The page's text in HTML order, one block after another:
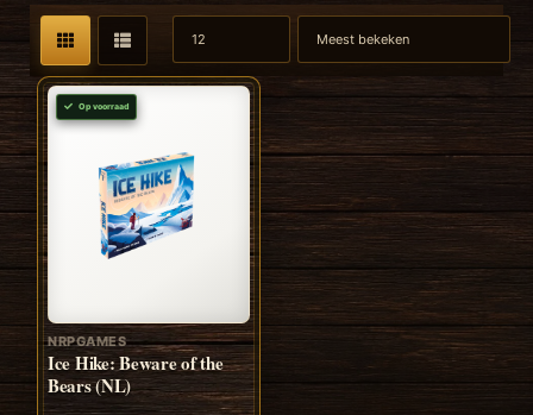
Op voorraad
NRPGAMES
Ice Hike: Beware of the
Bears (NL)